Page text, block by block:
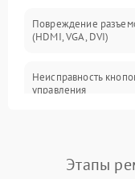
Повреждение
(HDMI, VGA, DVI)
Неисправность
управления
Повреждение кабеля
Этапы